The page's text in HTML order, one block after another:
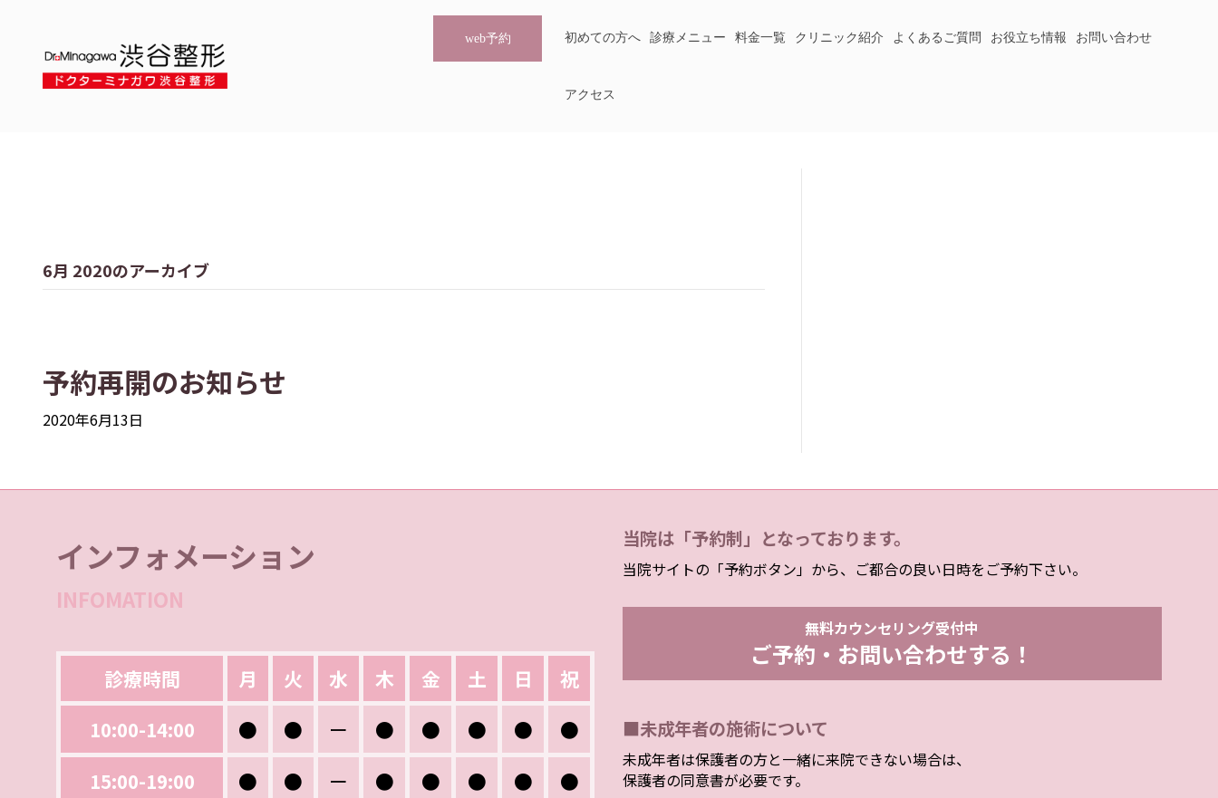
web予約 初めての方へ 診療メニュー 料金一覧 クリニック紹介 よくあるご質問 お役立ち情報 お問い合わせ
アクセス
6月 2020のアーカイブ
予約再開のお知らせ
2020年6月13日
インフォメーション
INFOMATION
診療時間 月 火 水 木 金 土 日
祝
10:00-14:00
● ● ー ● ● ● ●
●
15:00-19:00
● ● ー ● ● ● ● ●
当院は「予約制」となっております。
当院サイトの「予約ボタン」から、ご都合の良い日時をご予約下さい。
無料カウンセリング受付中
ご予約・お問い合わせする！
■未成年者の施術について
未成年者は保護者の方と一緒に来院できない場合は、
保護者の同意書が必要です。